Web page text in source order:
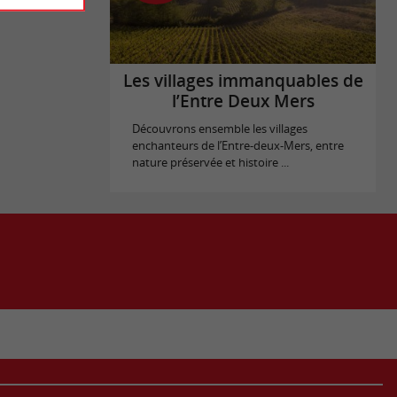
Les villages immanquables de
l’Entre Deux Mers
Découvrons ensemble les villages
enchanteurs de l’Entre-deux-Mers, entre
nature préservée et histoire ...